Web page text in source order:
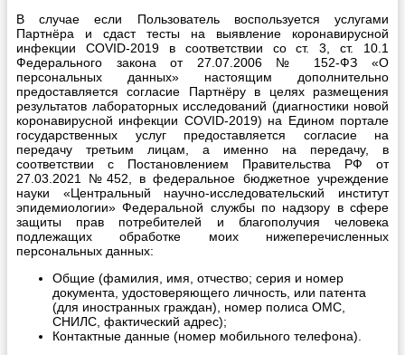
В случае если Пользователь воспользуется услугами
Партнёра и сдаст тесты на выявление коронавирусной
инфекции COVID-2019 в соответствии со ст. 3, ст. 10.1
Федерального закона от 27.07.2006 № 152-ФЗ «О
персональных данных» настоящим дополнительно
предоставляется согласие Партнёру в целях размещения
результатов лабораторных исследований (диагностики новой
коронавирусной инфекции COVID-2019) на Едином портале
государственных услуг предоставляется согласие на
передачу третьим лицам, а именно на передачу, в
соответствии с Постановлением Правительства РФ от
27.03.2021 №452, в федеральное бюджетное учреждение
науки «Центральный научно-исследовательский институт
эпидемиологии» Федеральной службы по надзору в сфере
защиты прав потребителей и благополучия человека
подлежащих обработке моих нижеперечисленных
персональных данных:
Общие (фамилия, имя, отчество; серия и номер
документа, удостоверяющего личность, или патента
(для иностранных граждан), номер полиса ОМС,
СНИЛС, фактический адрес);
Контактные данные (номер мобильного телефона).